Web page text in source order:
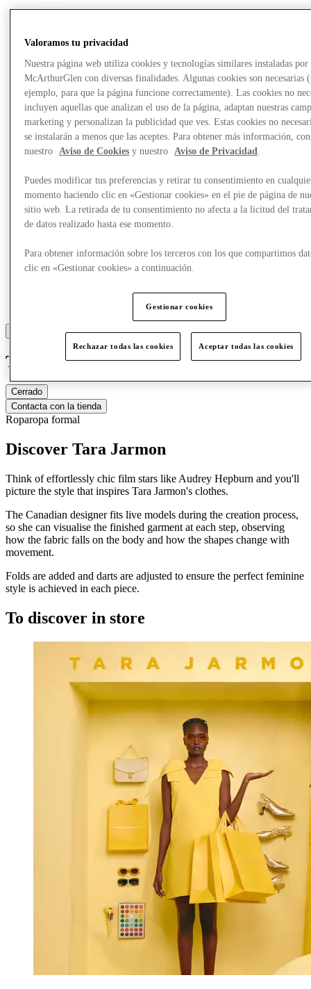
Visita
Comer y beber
Tarjetas regalo
Servicios
Más
Tara Jarmon
Cerrado
Contacta con la tienda
Roparopa formal
Discover Tara Jarmon
Think of effortlessly chic film stars like Audrey Hepburn and you'll
picture the style that inspires Tara Jarmon's clothes.
The Canadian designer fits live models during the creation process,
so she can visualise the finished garment at each step, observing
how the fabric falls on the body and how the shapes change with
movement.
Folds are added and darts are adjusted to ensure the perfect feminine
style is achieved in each piece.
To discover in store
Valoramos tu privacidad
Nuestra página web utiliza cookies y tecnologías similares instaladas por
McArthurGlen con diversas finalidades. Algunas cookies son necesarias
ejemplo, para que la página funcione correctamente). Las cookies no
incluyen aquellas que analizan el uso de la página, adaptan nuestras
marketing y personalizan la publicidad que ves. Estas cookies no
se instalarán a menos que las aceptes. Para obtener más información,
nuestro
Aviso de Cookies y nuestro Aviso de Privacidad
Puedes modificar tus preferencias y retirar tu consentimiento en
momento haciendo clic en «Gestionar cookies» en el pie de página de
sitio web. La retirada de tu consentimiento no afecta a la licitud del
de datos realizado hasta ese momento.
Para obtener información sobre los terceros con los que compartimos
clic en «Gestionar cookies» a continuación.
Gestionar cookies
Rechazar todas las cookies Aceptar todas las cookies